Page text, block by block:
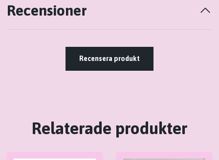
Recensioner
Recensera produkt
Relaterade produkter